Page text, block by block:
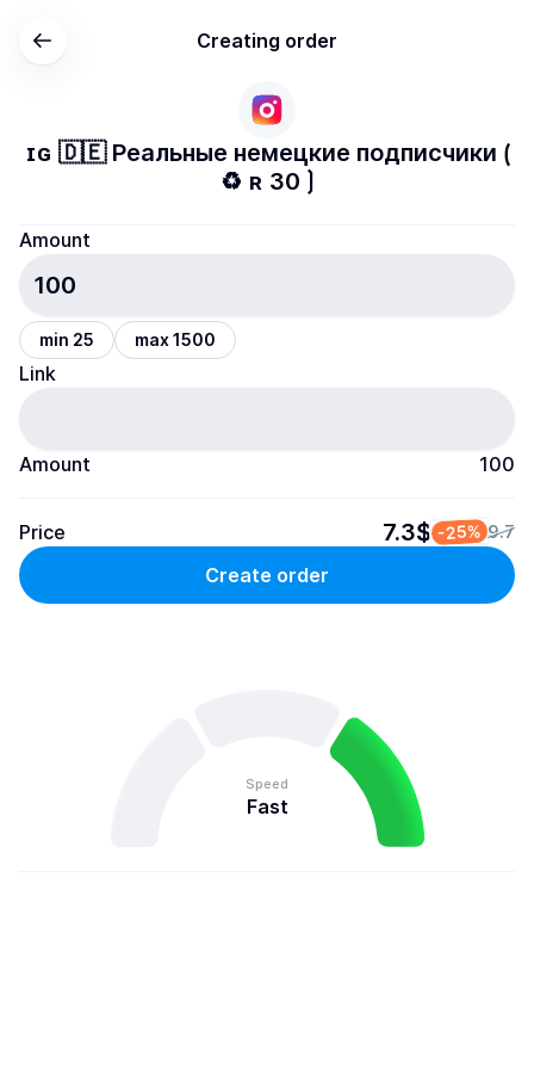
Creating order
ɪɢ 🇩🇪 Реальные немецкие подписчики ⟮
♻ ʀ 30 ⟯
Amount
min 25 max 1500
Link
Amount 100
Price 7.3$ -25% 9.7
Create order
Speed
Fast